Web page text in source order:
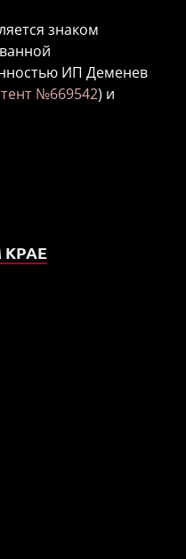
знаком
ИП Деменев
№669542) и